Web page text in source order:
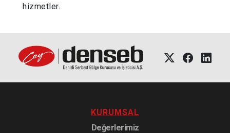
hizmetler.
KURUMSAL
Değerlerimiz